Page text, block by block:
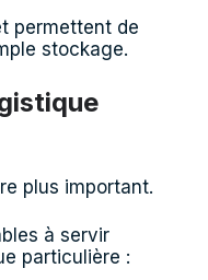
permettent de
stockage.
plus important.
à servir
particulière :